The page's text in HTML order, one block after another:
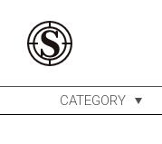
CATEGORY